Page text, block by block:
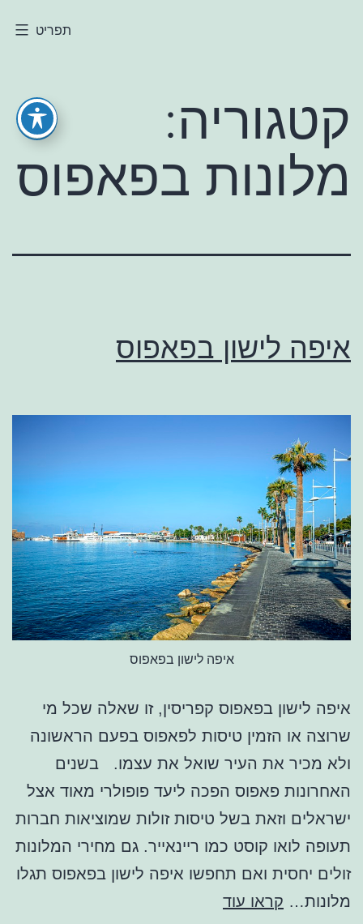
תפריט
קטגוריה:
מלונות בפאפוס
איפה לישון בפאפוס
איפה לישון בפאפוס
איפה לישון בפאפוס קפריסין, זו שאלה שכל מי
שרוצה או הזמין טיסות לפאפוס בפעם הראשונה
ולא מכיר את העיר שואל את עצמו. בשנים
האחרונות פאפוס הפכה ליעד פופולרי מאוד אצל
ישראלים וזאת בשל טיסות זולות שמוציאות חברות
תעופה לואו קוסט כמו ריינאייר. גם מחירי המלונות
זולים יחסית ואם תחפשו איפה לישון בפאפוס תגלו
מלונות… קראו עודאיפה